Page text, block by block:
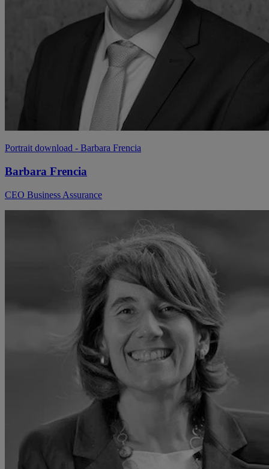
Portrait download - Barbara Frencia
Barbara Frencia
CEO Business Assurance